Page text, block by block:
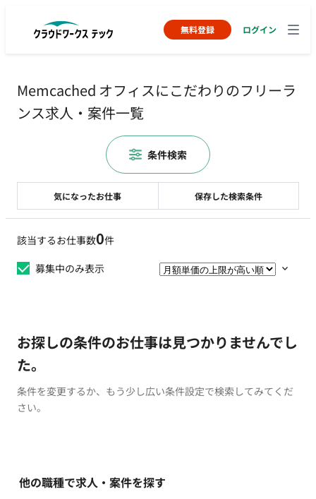
無料登録 ログイン
Memcached オフィスにこだわりのフリーラ
ンス求人・案件一覧
該当するお仕事数0件
募集中のみ表示
お探しの条件のお仕事は見つかりませんでし
た。
条件を変更するか、もう少し広い条件設定で検索してみてくだ
さい。
他の職種で求人・案件を探す
気になったお仕事 保存した検索条件
条件検索